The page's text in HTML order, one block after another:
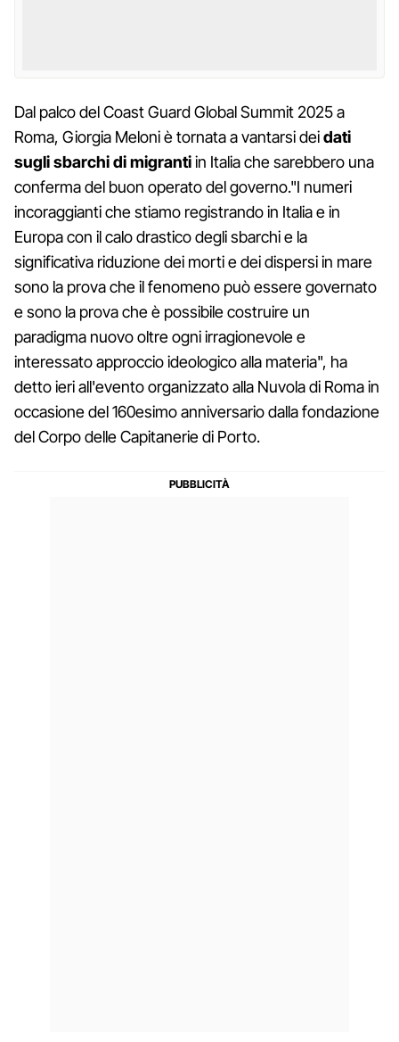
Dal palco del Coast Guard Global Summit 2025 a
Roma, Giorgia Meloni è tornata a vantarsi deidati
sugli sbarchi di migrantiin Italia che sarebbero una
conferma del buon operato del governo."I numeri
incoraggianti che stiamo registrando in Italia e in
Europa con il calo drastico degli sbarchi e la
significativa riduzione dei morti e dei dispersi in mare
sono la prova che il fenomeno può essere governato
e sono la prova che è possibile costruire un
paradigma nuovo oltre ogni irragionevole e
interessato approccio ideologico alla materia", ha
detto ieri all'evento organizzato alla Nuvola di Roma in
occasione del 160esimo anniversario dalla fondazione
del Corpo delle Capitanerie di Porto.